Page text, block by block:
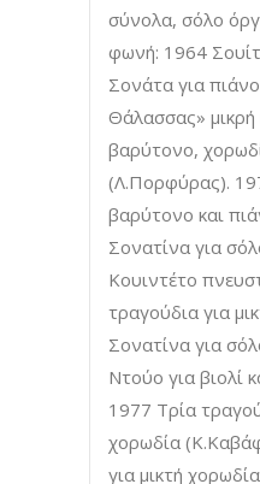
σύνολα, σόλο
φωνή: 1964
Σονάτα για
Θάλασσας» μικρή
βαρύτονο,
(Λ.Πορφύρας).
βαρύτονο και
Σονατίνα για
Κουιντέτο
τραγούδια για
Σονατίνα για
Ντούο για βιολί
1977 Τρία
χορωδία
για μικτή